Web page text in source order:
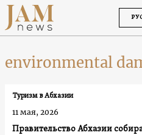
environmental
Правительство Абхазии
Туризм в Абхазии
11 мая, 2026